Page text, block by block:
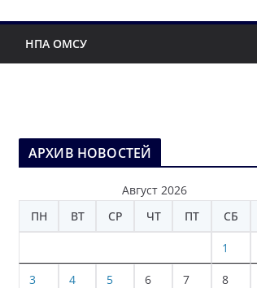
НПА ОМСУ
АРХИВ НОВОСТЕЙ
Август 2026
ПН
ВТ СР ЧТ ПТ СБ
1
3 4 5 6 7 8